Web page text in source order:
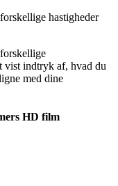
hastigheder
vist indtryk af, hvad du
med dine
HD film